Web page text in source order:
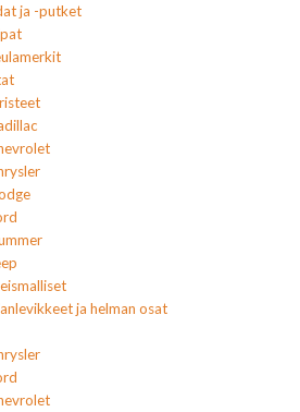
ja -putket
ja helman osat